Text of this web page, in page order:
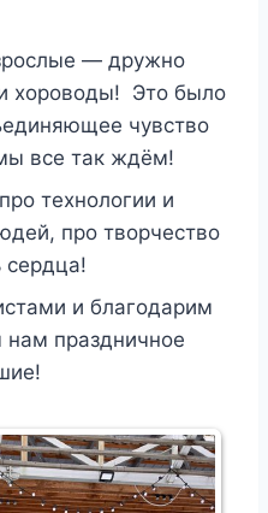
— дружно
хороводы! Это было
чувство
все так ждём!
технологии и
про творчество
сердца!
и благодарим
нам праздничное